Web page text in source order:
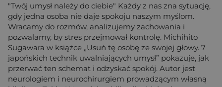
"Twój umysł należy do ciebie" Każdy z nas zna sytuację,
gdy jedna osoba nie daje spokoju naszym myślom.
Wracamy do rozmów, analizujemy zachowania i
pozwalamy, by stres przejmował kontrolę. Michihito
Sugawara w książce „Usuń tę osobę ze swojej głowy. 7
japońskich technik uwalniających umysł” pokazuje, jak
przerwać ten schemat i odzyskać spokój. Autor jest
neurologiem i neurochirurgiem prowadzącym własną